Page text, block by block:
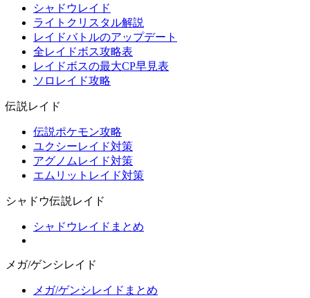
シャドウレイド
ライトクリスタル解説
レイドバトルのアップデート
全レイドボス攻略表
レイドボスの最大CP早見表
ソロレイド攻略
伝説レイド
伝説ポケモン攻略
ユクシーレイド対策
アグノムレイド対策
エムリットレイド対策
シャドウ伝説レイド
シャドウレイドまとめ
メガ/ゲンシレイド
メガ/ゲンシレイドまとめ